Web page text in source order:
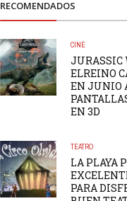
RECOMENDADOS
CINE
JURASSIC
ELREINO
EN JUNIO
EN 3D
TEATRO
LA PLAYA
PARA